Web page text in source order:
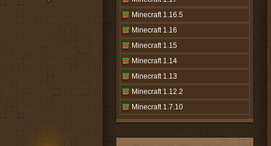
Minecraft 1.16.5
Minecraft 1.16
Minecraft 1.15
Minecraft 1.14
Minecraft 1.13
Minecraft 1.12.2
Minecraft 1.7.10